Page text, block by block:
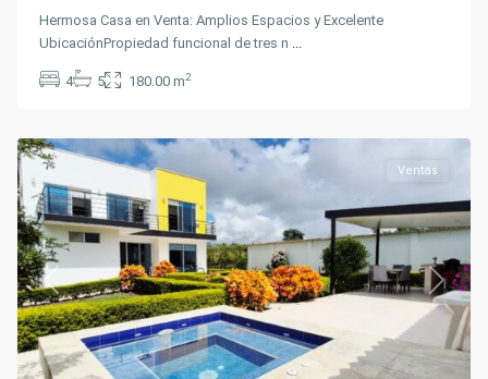
Hermosa Casa en Venta: Amplios Espacios y Excelente
UbicaciónPropiedad funcional de tres n ...
4 5 180.00 m2
Previous Next
Ventas